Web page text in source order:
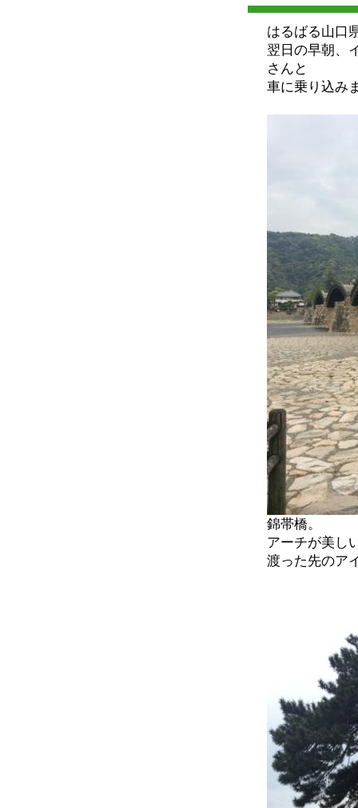
はるばる山口
翌日の早朝、
さんと
車に乗り込み
錦帯橋。
アーチが美し
渡った先のア